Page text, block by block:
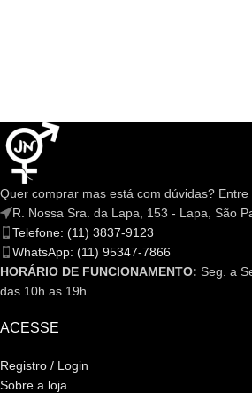
Quer comprar mas está com dúvidas? Entre
R. Nossa Sra. da Lapa, 153 - Lapa, São
Telefone: (11) 3837-9123
WhatsApp: (11) 95347-7866
HORÁRIO DE FUNCIONAMENTO: Seg. a
das 10h as 19h
ACESSE
Registro / Login
Sobre a loja